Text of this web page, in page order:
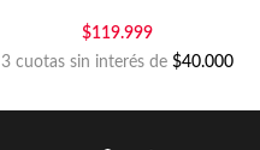
$119.999
3 cuotas sin interés de$40.000